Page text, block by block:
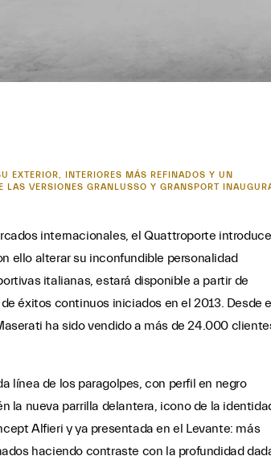
EXTERIOR, INTERIORES MÁS REFINADOS Y UN
VERSIONES GRANLUSSO Y GRANSPORT
internacionales, el Quattroporte introduce
ello alterar su inconfundible personalidad
italianas, estará disponible a partir de
éxitos continuos iniciados en el 2013. Desde
ha sido vendido a más de 24.000
línea de los paragolpes, con perfil en negro
la nueva parrilla delantera, icono de la
Alfieri y ya presentada en el Levante: más
haciendo contraste con la profundidad